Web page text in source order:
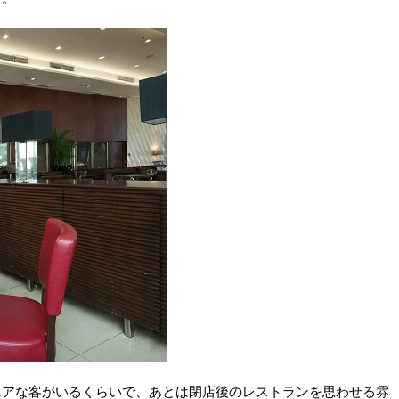
な客がいるくらいで、あとは閉店後のレストランを思わせる雰